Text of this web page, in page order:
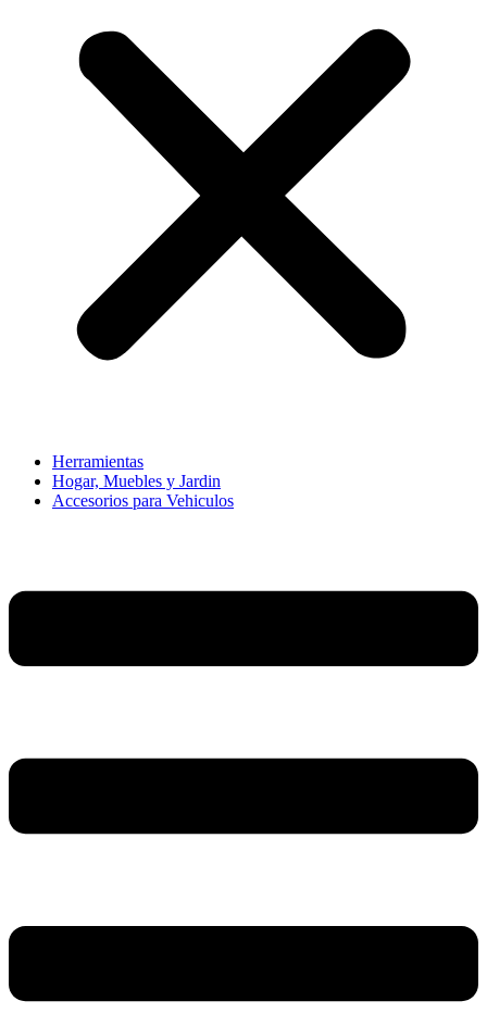
Herramientas
Hogar, Muebles y Jardin
Accesorios para Vehiculos